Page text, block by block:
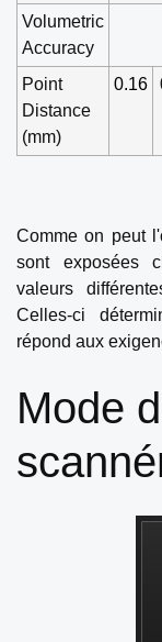
Volumetric
Accuracy
Point
Distance
(mm)
0.16
Comme on peut
sont exposées
valeurs
Celles-ci
répond aux
Mode